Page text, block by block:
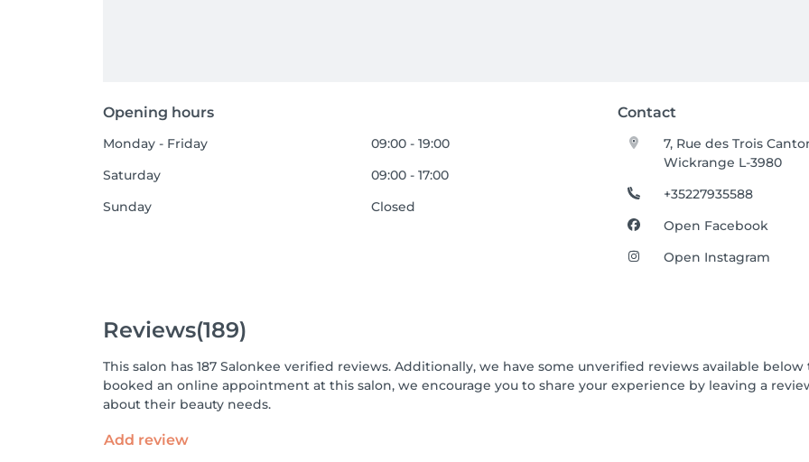
Opening hours Contact
Monday - Friday
09:00 - 19:00
Saturday
09:00 - 17:00
Sunday
Closed
7, Rue des Trois
Wickrange L-3980
+35227935588
Open Facebook
Open Instagram
Reviews(189)
This salon has 187 Salonkee verified reviews. Additionally, we have some unverified reviews available
booked an online appointment at this salon, we encourage you to share your experience by leaving a
about their beauty needs.
Add review